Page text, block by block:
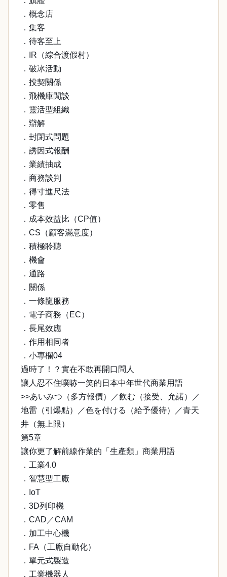
．概念店
．集客
．待客至上
．IR（綜合渡假村）
．破冰活動
．投契關係
．飛機庫閒談
．靈活型組織
．辯解
．封閉式問題
．誘因式報酬
．業績抽成
．商務談判
．得寸進尺法
．零售
．成本效益比（CP值）
．CS（顧客滿意度）
．積極聆聽
．機會
．通路
．關係
．一條龍服務
．電子商務（EC）
．長尾效應
．作用相同者
．小專欄04
過時了！？實在不敢再開口問人
讓人忍不住噗哧一笑的日本中年世代商業用語
>>あいみつ（多方報價）／飲む（接受、允諾）／
地雷（引爆點）／色を付ける（給予優待）／青天
井（無上限）
第5章
讓你更了解前線作業的「生產類」商業用語
．工業4.0
．智慧型工廠
．IoT
．3D列印機
．CAD／CAM
．加工中心機
．FA（工廠自動化）
．單元式製造
．工業機器人